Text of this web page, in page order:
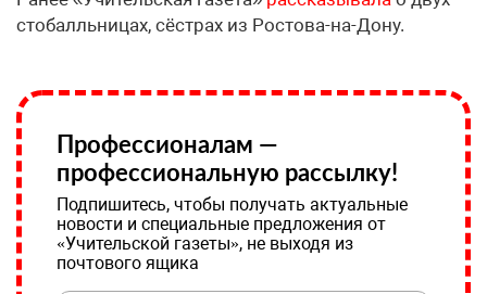
стобалльницах, сёстрах из Ростова-на-Дону.
Профессионалам —
профессиональную рассылку!
Подпишитесь, чтобы получать актуальные
новости и специальные предложения от
«Учительской газеты», не выходя из
почтового ящика